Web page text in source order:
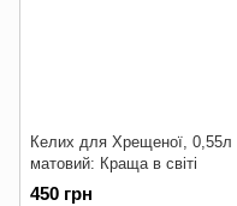
Келих для Хрещеної, 0,55л
матовий: Краща в світі
450 грн